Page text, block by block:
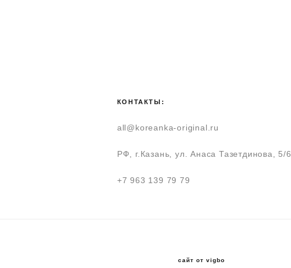
КОНТАКТЫ:
all@koreanka-original.ru
РФ, г.Казань, ул. Анаса Тазетдинова, 5/6
+7 963 139 79 79
сайт от vigbo